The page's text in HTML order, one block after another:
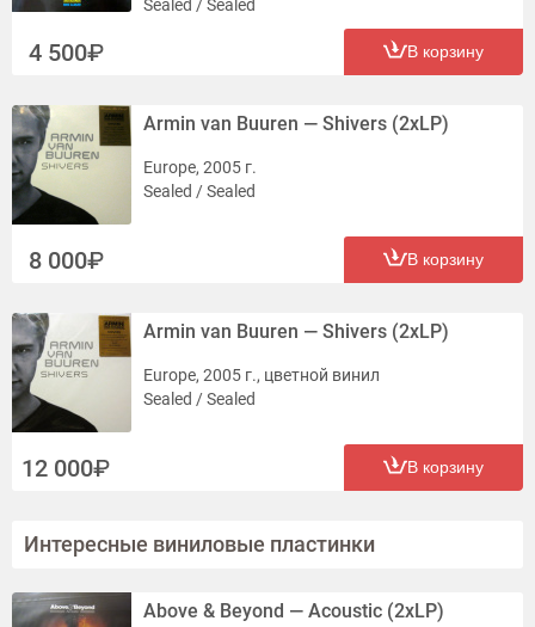
Sealed / Sealed
4 500 В корзину
Armin van Buuren — Shivers (2xLP)
Europe, 2005 г.
Sealed / Sealed
8 000 В корзину
Armin van Buuren — Shivers (2xLP)
Europe, 2005 г., цветной винил
Sealed / Sealed
12 000 В корзину
Интересные виниловые пластинки
Above & Beyond — Acoustic (2xLP)